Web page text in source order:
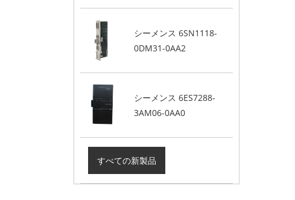
シーメンス 6SN1118-
0DM31-0AA2
シーメンス 6ES7288-
3AM06-0AA0
すべての新製品